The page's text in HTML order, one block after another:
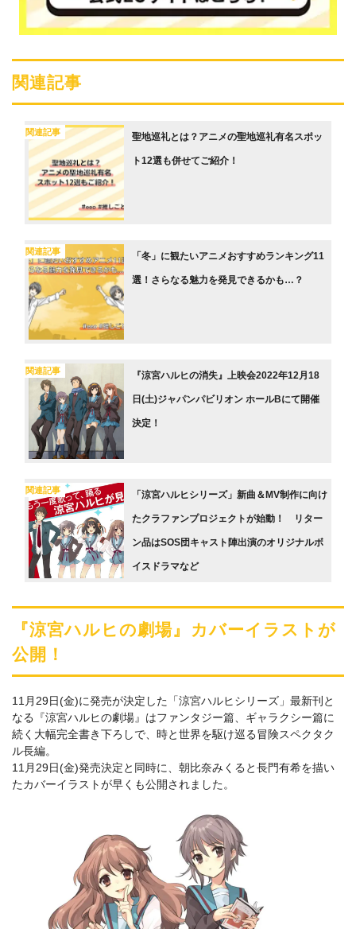
関連記事
関連記事 聖地巡礼とは？アニメの聖地巡礼有名スポッ
ト12選も併せてご紹介！
関連記事 「冬」に観たいアニメおすすめランキング11
選！さらなる魅力を発見できるかも…？
関連記事 『涼宮ハルヒの消失』上映会2022年12月18
日(土)ジャパンパビリオン ホールBにて開催
決定！
関連記事 「涼宮ハルヒシリーズ」新曲＆MV制作に向け
たクラファンプロジェクトが始動！ リター
ン品はSOS団キャスト陣出演のオリジナルボ
イスドラマなど
『涼宮ハルヒの劇場』カバーイラストが
公開！
11月29日(金)に発売が決定した「涼宮ハルヒシリーズ」最新刊と
なる『涼宮ハルヒの劇場』はファンタジー篇、ギャラクシー篇に
続く大幅完全書き下ろしで、時と世界を駆け巡る冒険スペクタク
ル長編。
11月29日(金)発売決定と同時に、朝比奈みくると長門有希を描い
たカバーイラストが早くも公開されました。